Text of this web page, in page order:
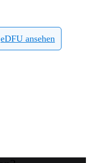
eDFU ansehen